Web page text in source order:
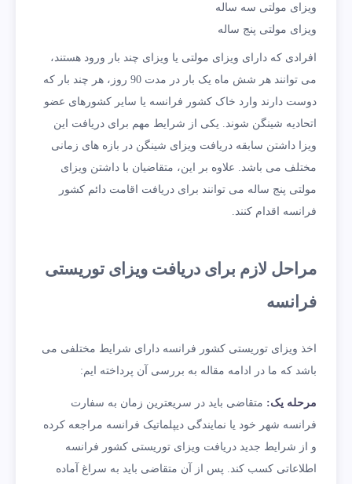
ویزای مولتی سه ساله
ویزای مولتی پنج ساله
افرادی که دارای ویزای مولتی یا ویزای چند بار ورود هستند،
می توانند هر شش ماه یک بار در مدت 90 روز، هر چند بار که
دوست دارند وارد خاک کشور فرانسه یا سایر کشورهای عضو
اتحادیه شینگن شوند. یکی از شرایط مهم برای دریافت این
ویزا داشتن سابقه دریافت ویزای شینگن در بازه های زمانی
مختلف می باشد. علاوه بر این، متقاضیان با داشتن ویزای
مولتی پنج ساله می توانند برای دریافت اقامت دائم کشور
فرانسه اقدام کنند.
مراحل لازم برای دریافت ویزای توریستی
فرانسه
اخذ ویزای توریستی کشور فرانسه دارای شرایط مختلفی می
باشد که ما در ادامه مقاله به بررسی آن پرداخته ایم:
مرحله یک: متقاضی باید در سریعترین زمان به سفارت
فرانسه شهر خود یا نمایندگی دیپلماتیک فرانسه مراجعه کرده
و از شرایط جدید دریافت ویزای توریستی کشور فرانسه
اطلاعاتی کسب کند. پس از آن متقاضی باید به سراغ آماده